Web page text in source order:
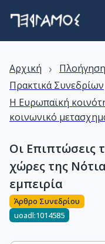
Αρχική › Πλοήγηση
Πρακτικά Συνεδρίων
Η Ευρωπαϊκή
κοινωνικό
Οι Επιπτώσεις
χώρες της
εμπειρία
Άρθρο Συνεδρίου
uoadl:1014585